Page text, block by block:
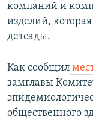
компаний и
изделий,
детсады.
Как сообщил
замглавы
общественного